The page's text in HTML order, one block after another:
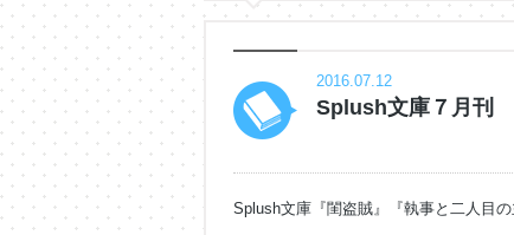
2016.07.12
Splush文庫７月刊
Splush文庫『閨盗賊』『執事と二人目